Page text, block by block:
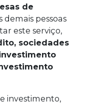
de
demais pessoas
este serviço,
sociedades
investimento,